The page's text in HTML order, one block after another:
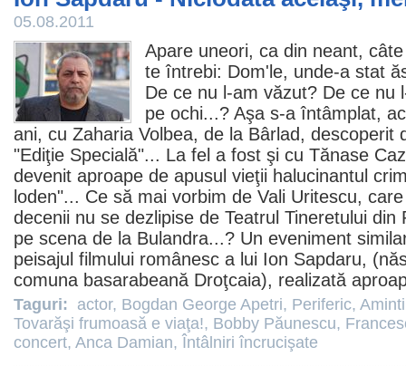
05.08.2011
Apare uneori, ca din neant,
te întrebi: Dom'le, unde-a stat
De ce nu l-am văzut? De ce nu
pe ochi...? Aşa s-a întâmplat,
ani, cu Zaharia Volbea, de la Bârlad, descoperit
"Ediţie Specială"... La fel a fost şi cu Tănase
devenit aproape de apusul vieţii halucinantul
loden"... Ce să mai vorbim de Vali Uritescu,
decenii nu se dezlipise de Teatrul Tineretului
pe scena de la Bulandra...? Un eveniment
peisajul filmului românesc a lui Ion Sapdaru,
comuna basarabeană Droţcaia), realizată
Taguri: actor, Bogdan George Apetri, Periferic,
Tovarăşi frumoasă e viaţa!, Bobby Păunescu,
concert, Anca Damian, Întâlniri încrucişate